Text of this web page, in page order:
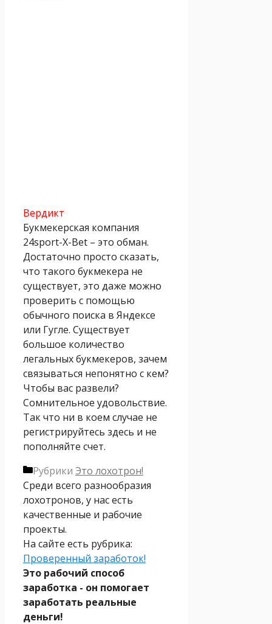
Вердикт
Букмекерская компания
24sport-X-Bet – это обман.
Достаточно просто сказать,
что такого букмекера не
существует, это даже можно
проверить с помощью
обычного поиска в Яндексе
или Гугле. Существует
большое количество
легальных букмекеров, зачем
связываться непонятно с кем?
Чтобы вас развели?
Сомнительное удовольствие.
Так что ни в коем случае не
регистрируйтесь здесь и не
пополняйте счет.
Рубрики Это лохотрон!
Среди всего разнообразия
лохотронов, у нас есть
качественные и рабочие
проекты.
На сайте есть рубрика:
Проверенный заработок!
Это рабочий способ
заработка - он помогает
заработать реальные
деньги!